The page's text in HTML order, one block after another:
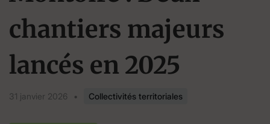
chantiers majeurs
lancés en 2025
31 janvier 2026 • Collectivités territoriales